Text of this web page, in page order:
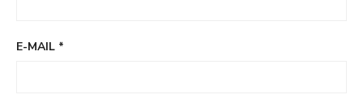
E-MAIL *